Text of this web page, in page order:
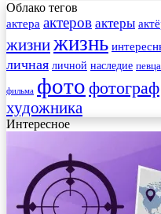
Облако тегов
актера актеров актеры
жизнижизнь
личная личной наследие певца
фильма фото фотограф
художника
Интересное